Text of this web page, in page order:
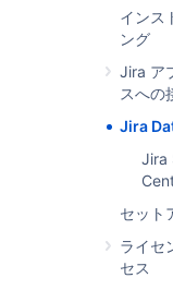
インス
ング
Jira ア
スへの
Jira
Jira
セット
ライセ
セス
AWS
—
Azure
はじめ
Data Center
情報をご確
使用可
ペレーテ
は、「
Jira Data
を満た
用語